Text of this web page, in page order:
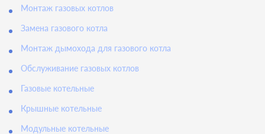
Монтаж газовых котлов
Замена газового котла
Монтаж дымохода для газового котла
Обслуживание газовых котлов
Газовые котельные
Крышные котельные
Модульные котельные